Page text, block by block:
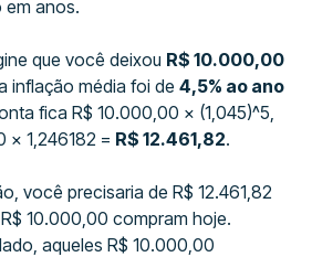
anos.
que você deixou R$ 10.000,00
inflação média foi de4,5% ao ano
fica R$ 10.000,00 × (1,045)^5,
× 1,246182 = R$ 12.461,82.
você precisaria de R$ 12.461,82
10.000,00 compram hoje.
aqueles R$ 10.000,00